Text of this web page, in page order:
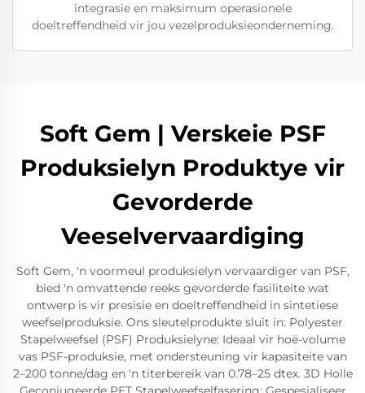
integrasie en maksimum operasionele
doeltreffendheid vir jou vezelproduksieonderneming.
Soft Gem | Verskeie PSF
Produksielyn Produktye vir
Gevorderde
Veeselvervaardiging
Soft Gem, 'n voormeul produksielyn vervaardiger van PSF,
bied 'n omvattende reeks gevorderde fasiliteite wat
ontwerp is vir presisie en doeltreffendheid in sintetiese
weefselproduksie. Ons sleutelprodukte sluit in: Polyester
Stapelweefsel (PSF) Produksielyne: Ideaal vir hoë-volume
vas PSF-produksie, met ondersteuning vir kapasiteite van
2–200 tonne/dag en 'n titerbereik van 0.78–25 dtex. 3D Holle